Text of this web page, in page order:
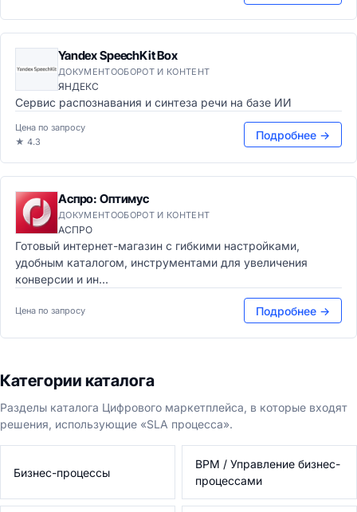
Yandex SpeechKit Box
ДОКУМЕНТООБОРОТ И КОНТЕНТ
ЯНДЕКС
Сервис распознавания и синтеза речи на базе ИИ
Цена по запросу
★ 4.3
Подробнее →
Аспро: Оптимус
ДОКУМЕНТООБОРОТ И КОНТЕНТ
АСПРО
Готовый интернет-магазин с гибкими настройками,
удобным каталогом, инструментами для увеличения
конверсии и ин...
Цена по запросу Подробнее →
Категории каталога
Разделы каталога Цифрового маркетплейса, в которые входят
решения, использующие «SLA процесса».
Бизнес-процессы
BPM / Управление бизнес-
процессами